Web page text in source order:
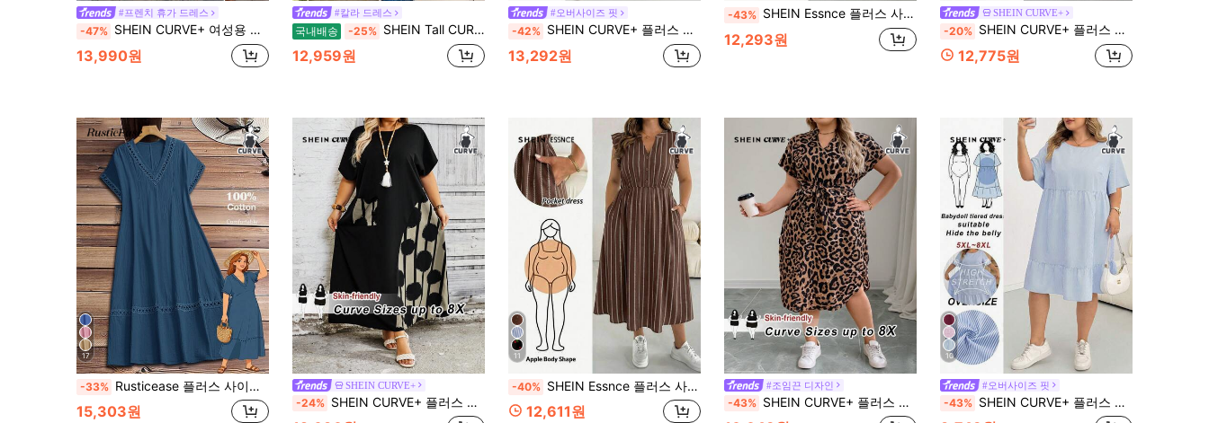
#프렌치 휴가 드레스
-47% SHEIN CURVE+ 여성용 캐주얼 스트라이프 허리 밴딩 원피스 피크닉 드레스 여성용 해안가 드레스 여성 드레스 휴가 미디 여름 드레스 여성용
13,990원
#칼라 드레스
국내배송 -25% SHEIN Tall CURVE 플러스 사이즈 여성용 프렌치 캐주얼 여름 반팔 브이넥 롱 드레스
12,959원
#오버사이즈 핏
-42% SHEIN CURVE+ 플러스 사이즈 여성 봄/여름 패셔너블 캐주얼 루즈 편안한 일상 베이직 다용도 카키 반팔 미디 드레스 포켓 포함, 심플 스타일, 여름 아웃핏
13,292원
-43% SHEIN Essnce 플러스 사이즈 여성 스트라이프 반팔 포켓 캐주얼 드레스 비즈니스 캐주얼 여성 의류 드레스용 플러스 사이즈 핀 여성용 신상품 캐주얼 드레스
12,293원
SHEIN CURVE+
-20% SHEIN CURVE+ 플러스 사이즈 노치 넥 스트라이프 포켓 반팔 여름 드레스
12,775원
17
-33% Rusticease 플러스 사이즈 여성용 여름 솔리드 컬러 대비 레이스 반팔 캐주얼 드레스
15,303원
SHEIN CURVE+
-24% SHEIN CURVE+ 플러스 사이즈 여성 휴양 및 캐주얼 컬러 블록 프린트 패치워크 드레스
11
-40% SHEIN Essnce 플러스 사이즈 여성 스트라이프 노치 브이넥 플리츠 캐주얼 데일리 여름 드레스
12,611원
#조임끈 디자인
-43% SHEIN CURVE+ 플러스 사이즈 여성 레오파드 프린트 반팔 미니 드레스
10
#오버사이즈 핏
-43% SHEIN CURVE+ 플러스 사이즈 여성 스트라이프 베이비돌 드레스, 모든 계절에 적합,